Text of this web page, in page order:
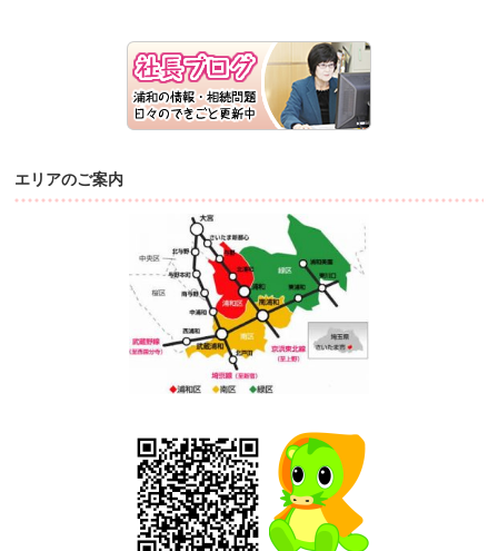
エリアのご案内